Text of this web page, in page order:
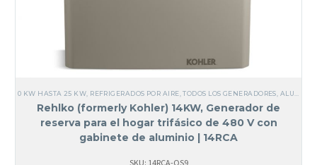
0 KW HASTA 25 KW, REFRIGERADOS POR AIRE,TODOS LOS GENERADORES, ALUMINIO
Rehlko (formerly Kohler) 14KW, Generador de
reserva para el hogar trifásico de 480 V con
gabinete de aluminio | 14RCA
SKU: 14RCA-QS9